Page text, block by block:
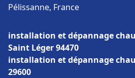
Pélissanne, France
installation et dépannage
Saint Léger 94470
installation et dépannage
29600